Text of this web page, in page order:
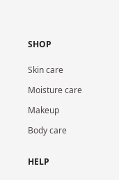
SHOP
Skin care
Moisture care
Makeup
Body care
HELP